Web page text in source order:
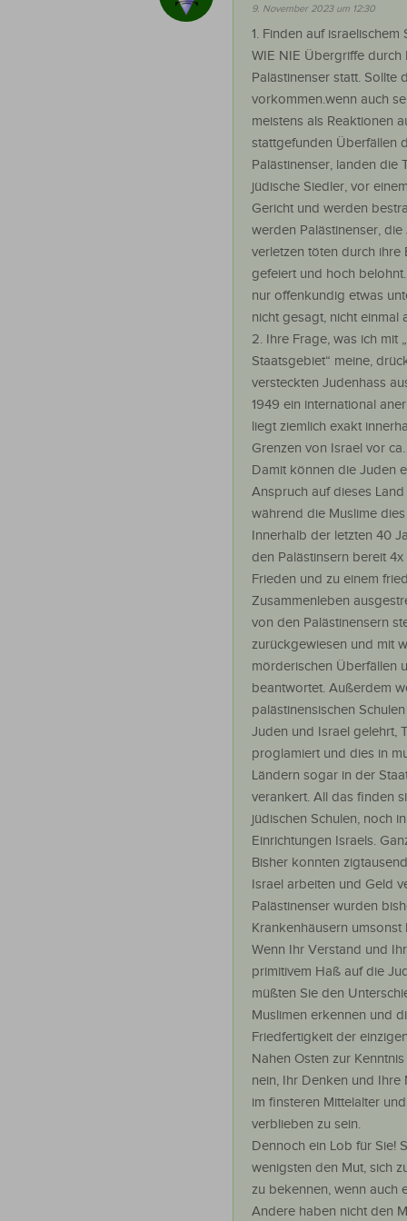
9. November 2023 um 12:30
1. Finden auf
WIE NIE Übergriffe durch
Palästinenser statt. Sollte
vorkommen.wenn auch
meistens als Reaktionen
stattgefunden Überfällen
Palästinenser, landen die
jüdische Siedler, vor
Gericht und werden
werden Palästinenser,
verletzen töten durch ihre
gefeiert und hoch
nur offenkundig etwas
nicht gesagt, nicht einmal
2. Ihre Frage, was ich mit
Staatsgebiet“ meine,
versteckten Judenhass
1949 ein international
liegt ziemlich exakt
Grenzen von Israel vor
Damit können die Juden
Anspruch auf dieses
während die Muslime
Innerhalb der letzten 40
den Palästinsern bereit
Frieden und zu einem
Zusammenleben
von den Palästinensern
zurückgewiesen und mit
mörderischen Überfällen
beantwortet. Außerdem
palästinensischen
Juden und Israel gelehrt,
proglamiert und dies in
Ländern sogar in der
verankert. All das finden
jüdischen Schulen, noch
Einrichtungen Israels.
Bisher konnten
Israel arbeiten und Geld
Palästinenser wurden
Krankenhäusern umsonst
Wenn Ihr Verstand und
primitivem Haß auf die
müßten Sie den
Muslimen erkennen und
Friedfertigkeit der
Nahen Osten zur
nein, Ihr Denken und Ihre
im finsteren Mittelalter
verblieben zu sein.
Dennoch ein Lob für Sie!
wenigsten den Mut, sich
zu bekennen, wenn auch
Andere haben nicht den